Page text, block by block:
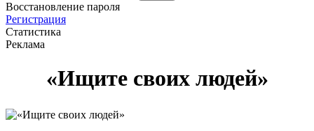
Восстановление пароля
Регистрация
Статистика
Реклама
«Ищите своих людей»